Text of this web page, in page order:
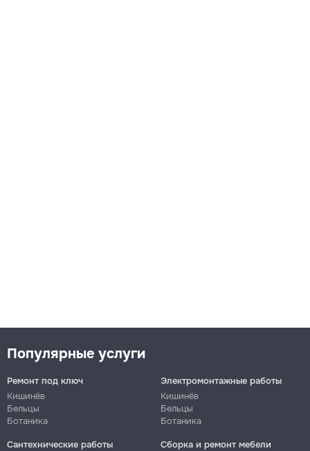
Популярные услуги
Ремонт под ключ
Кишинёв
Бельцы
Ботаника
Электромонтажные работы
Кишинёв
Бельцы
Ботаника
Сантехнические работы
Сборка и ремонт мебели